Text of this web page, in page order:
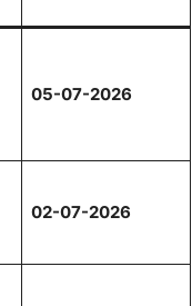
05-07-2026
02-07-2026